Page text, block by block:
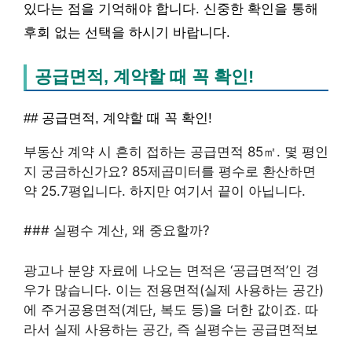
있다는 점을 기억해야 합니다. 신중한 확인을 통해
후회 없는 선택을 하시기 바랍니다.
공급면적, 계약할 때 꼭 확인!
## 공급면적, 계약할 때 꼭 확인!
부동산 계약 시 흔히 접하는 공급면적 85㎡. 몇 평인
지 궁금하신가요? 85제곱미터를 평수로 환산하면
약 25.7평입니다. 하지만 여기서 끝이 아닙니다.
### 실평수 계산, 왜 중요할까?
광고나 분양 자료에 나오는 면적은 ‘공급면적’인 경
우가 많습니다. 이는 전용면적(실제 사용하는 공간)
에 주거공용면적(계단, 복도 등)을 더한 값이죠. 따
라서 실제 사용하는 공간, 즉 실평수는 공급면적보